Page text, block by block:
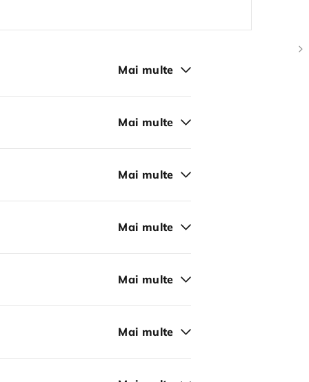
Mai multe
Mai multe
Mai multe
Mai multe
Mai multe
Mai multe